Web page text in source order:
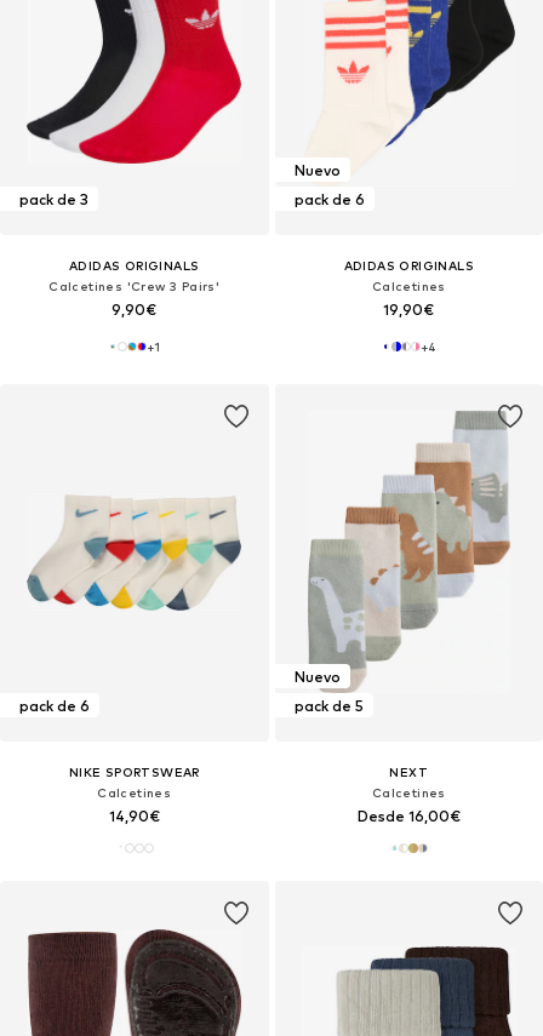
pack de 3
ADIDAS ORIGINALS
Calcetines 'Crew 3 Pairs'
9,90€
+1
Nuevo
pack de 6
ADIDAS ORIGINALS
Calcetines
19,90€
+4
pack de 6
NIKE SPORTSWEAR
Calcetines
14,90€
Nuevo
pack de 5
NEXT
Calcetines
Desde 16,00€